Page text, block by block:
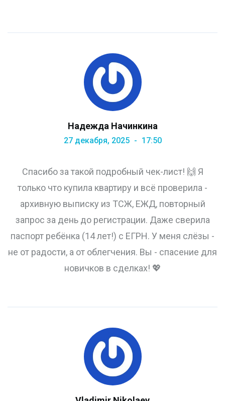
Надежда Начинкина
27 декабря, 2025 17:50
Спасибо за такой подробный чек-лист! 🙌 Я
только что купила квартиру и всё проверила -
архивную выписку из ТСЖ, ЕЖД, повторный
запрос за день до регистрации. Даже сверила
паспорт ребёнка (14 лет!) с ЕГРН. У меня слёзы -
не от радости, а от облегчения. Вы - спасение для
новичков в сделках! 💖